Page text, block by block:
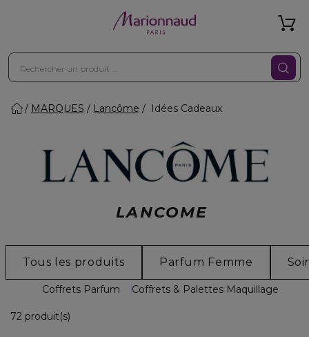
MARQUES Lancôme Idées Cadeaux
LANCOME
Tous les produits Parfum Femme
Coffrets Parfum Coffrets & Palettes Maquillage
72 produit(s)